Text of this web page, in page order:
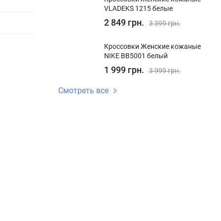
VLADEKS 1215 белые
2 849 грн. 3 399 грн.
Кроссовки Женские кожаные
NIKE BB5001 белый
1 999 грн. 3 999 грн.
Смотреть все